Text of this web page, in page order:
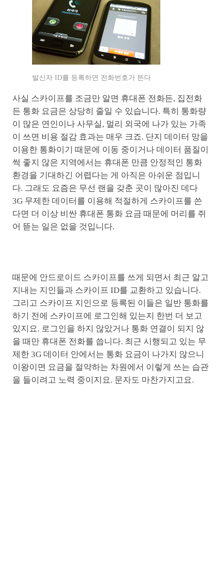
발신자 ID를 등록하면 전화번호가 뜬다
사실 스카이프를 조금만 알면 휴대폰 전화든, 집전화
든 통화 요금은 상당히 줄일 수 있습니다. 특히 통화량
이 많은 연인이나 사무실, 멀리 외국에 나가 있는 가족
이 쓰면 비용 절감 효과는 매우 크죠. 단지 데이터 망을
이용한 통화이기 때문에 이동 중이거나 데이터 품질이
썩 좋지 않은 지역에서는 휴대폰 만큼 안정적인 통화
환경을 기대하긴 어렵다는 게 아직은 아쉬운 점입니
다. 그래도 요즘은 무선 랜을 갖춘 곳이 많아진 데다
3G 무제한 데이터를 이용해 적절하게 스카이프를 쓴
다면 더 이상 비싼 휴대폰 통화 요금 때문에 머리를 쥐
어 뜯는 일은 없을 것입니다.
때문에 안드로이드 스카이프를 쓰게 되면서 최근 알고
지내는 지인들과 스카이프 ID를 교환하고 있습니다.
그리고 스카이프 지인으로 등록된 이들은 일반 통화를
하기 전에 스카이프에 로그인해 있는지 한번 더 보고
있지요. 로그인을 하지 않았거나 통화 연결이 되지 않
을 때만 휴대폰 전화를 씁니다. 최근 시행되고 있는 무
제한 3G 데이터 안에서는 통화 요금이 나가지 않으니
이왕이면 요금을 절약하는 차원에서 이렇게 쓰는 습관
을 들이려고 노력 중이지요. 문자도 마찬가지고요.